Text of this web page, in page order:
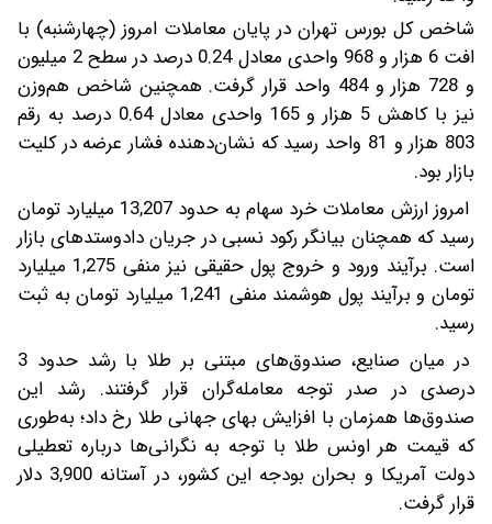
شاخص کل بورس تهران در پایان معاملات امروز (چهارشنبه) با
افت 6 هزار و 968 واحدی معادل 0.24 درصد در سطح 2 میلیون
و 728 هزار و 484 واحد قرار گرفت. همچنین شاخص هم‌وزن
نیز با کاهش 5 هزار و 165 واحدی معادل 0.64 درصد به رقم
803 هزار و 81 واحد رسید که نشان‌دهنده فشار عرضه در کلیت
بازار بود.
امروز ارزش معاملات خرد سهام به حدود 13,207 میلیارد تومان
رسید که همچنان بیانگر رکود نسبی در جریان دادوستدهای بازار
است. برآیند ورود و خروج پول حقیقی نیز منفی 1,275 میلیارد
تومان و برآیند پول هوشمند منفی 1,241 میلیارد تومان به ثبت
رسید.
در میان صنایع، صندوق‌های مبتنی بر طلا با رشد حدود 3
درصدی در صدر توجه معامله‌گران قرار گرفتند. رشد این
صندوق‌ها همزمان با افزایش بهای جهانی طلا رخ داد؛ به‌طوری
که قیمت هر اونس طلا با توجه به نگرانی‌ها درباره تعطیلی
دولت آمریکا و بحران بودجه این کشور، در آستانه 3,900 دلار
قرار گرفت.